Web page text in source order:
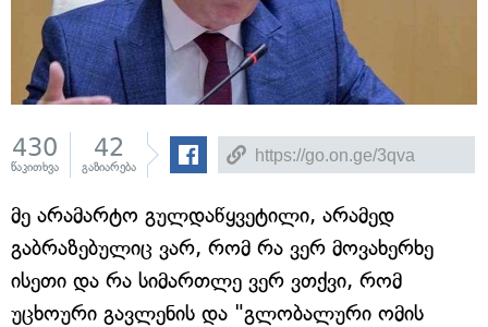
430
წაკითხვა
42
გაზიარება
მე არამარტო გულდაწყვეტილი, არამედ
გაბრაზებულიც ვარ, რომ რა ვერ მოვახერხე
ისეთი და რა სიმართლე ვერ ვთქვი, რომ
უცხოური გავლენის და "გლობალური ომის